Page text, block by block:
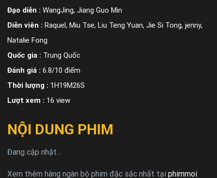
Đạo diễn : WangJing, Jiang Guo Min
Diễn viên : Raquel, Miu Tse, Liu Teng Yuan, Jie Si Tong, jenny,
Natalie Fong
Quốc gia : Trung Quốc
Đánh giá : 6.8/10 điểm
Thời lượng : 1H19M26S
Lượt xem : 16 view
NỘI DUNG PHIM
Đang cập nhật…
Xem thêm hàng ngàn bộ phim đặc sắc nhất tại phimmoi